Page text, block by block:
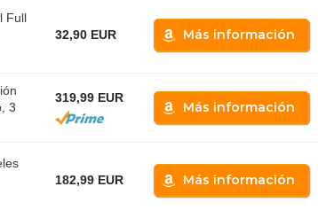
Full
32,90 EUR Más información
3
319,99 EUR
Más información
182,99 EUR Más información